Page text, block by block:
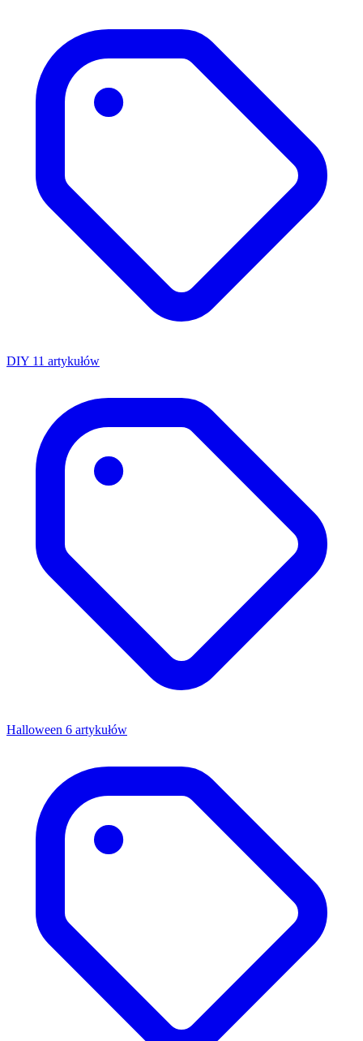
DIY 11 artykułów
Halloween 6 artykułów